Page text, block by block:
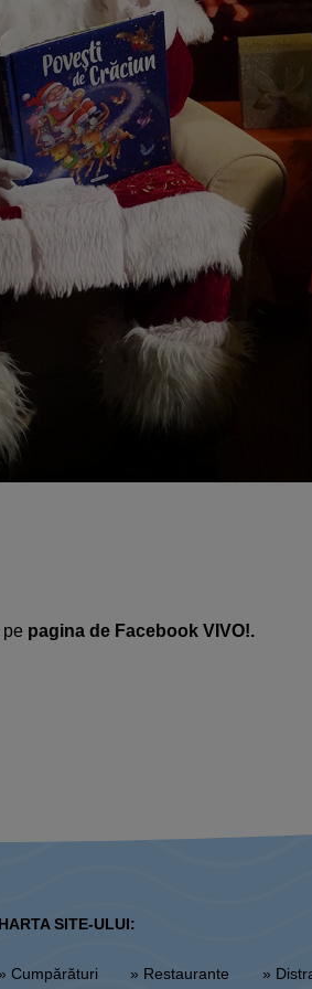
pagina de Facebook VIVO!.
HARTA SITE-ULUI:
» Cumpărături » Restaurante »